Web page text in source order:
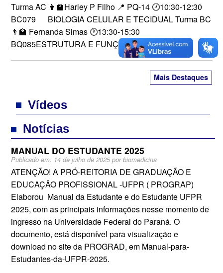
Turma AC 👨‍🏫Harley P Filho 📍 PQ-14 🕐10:30-12:30
BC079 BIOLOGIA CELULAR E TECIDUAL Turma BC
👨‍🏫 Fernanda Simas 🕐13:30-15:30
BQ085ESTRUTURA E FUNÇÃO DE […]
Mais Destaques
Vídeos
Notícias
MANUAL DO ESTUDANTE 2025
Publicado em: 14 de julho de 2025porbiomedicina
ATENÇÃO! A PRÓ-REITORIA DE GRADUAÇÃO E
EDUCAÇÃO PROFISSIONAL -UFPR ( PROGRAP)
Elaborou Manual da Estudante e do Estudante UFPR
2025, com as principais informações nesse momento de
ingresso na Universidade Federal do Paraná. O
documento, está disponível para visualização e
download no site da PROGRAD, em Manual-para-
Estudantes-da-UFPR-2025.